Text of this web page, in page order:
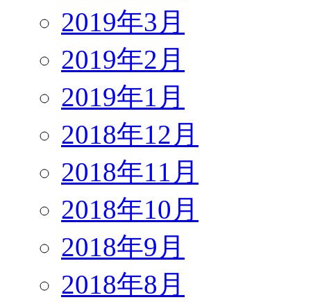
2019年3月
2019年2月
2019年1月
2018年12月
2018年11月
2018年10月
2018年9月
2018年8月